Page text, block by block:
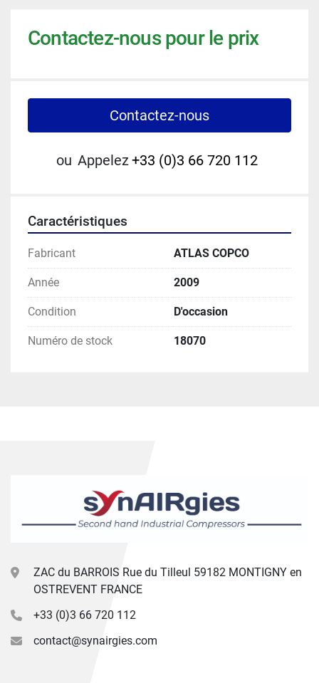
Contactez-nous pour le prix
Contactez-nous
ou Appelez+33 (0)3 66 720 112
Caractéristiques
Fabricant ATLAS COPCO
Année 2009
Condition D'occasion
Numéro de stock 18070
ZAC du BARROIS Rue du Tilleul 59182 MONTIGNY en
OSTREVENT FRANCE
+33 (0)3 66 720 112
contact@synairgies.com